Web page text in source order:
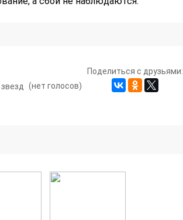
(нет голосов)
Поделиться с друзьями: